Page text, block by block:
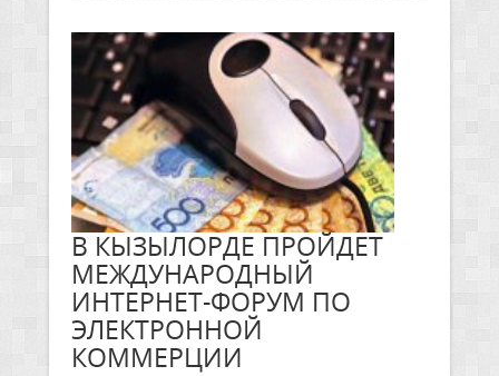
В КЫЗЫЛОРДЕ ПРОЙДЕТ
МЕЖДУНАРОДНЫЙ
ИНТЕРНЕТ-ФОРУМ ПО
ЭЛЕКТРОННОЙ
КОММЕРЦИИ